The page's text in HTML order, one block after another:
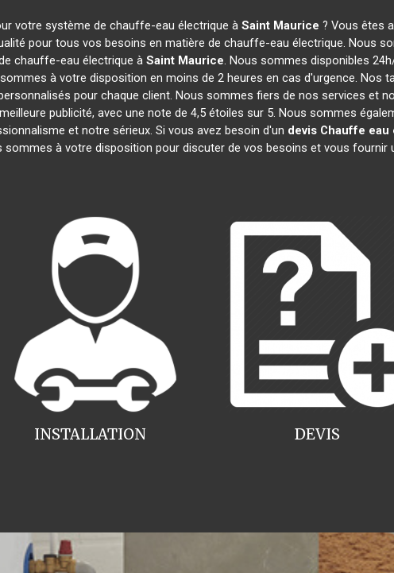
votre système de chauffe-eau électrique à Saint Maurice ? Vous êtes
pour tous vos besoins en matière de chauffe-eau électrique. Nous
chauffe-eau électrique à Saint Maurice. Nous sommes disponibles
à votre disposition en moins de 2 heures en cas d'urgence.
pour chaque client. Nous sommes fiers de nos services et
publicité, avec une note de 4,5 étoiles sur 5. Nous sommes
et notre sérieux. Si vous avez besoin d'un devis Chauffe
sommes à votre disposition pour discuter de vos besoins et vous fournir
INSTALLATION DEVIS